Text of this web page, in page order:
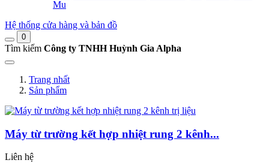
Mu
Hệ thống cửa hàng và bản đồ
0
Tìm kiếm Công ty TNHH Huỳnh Gia Alpha
Trang nhất
Sản phẩm
Máy từ trường kết hợp nhiệt rung 2 kênh...
Liên hệ